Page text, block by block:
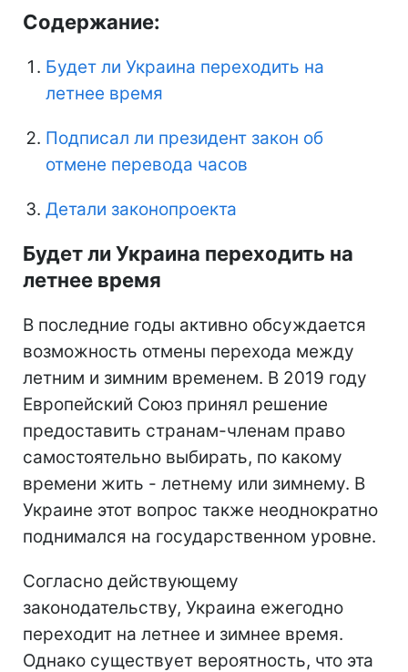
Содержание:
Будет ли Украина переходить на
летнее время
Подписал ли президент закон об
отмене перевода часов
Детали законопроекта
Будет ли Украина переходить на
летнее время
В последние годы активно обсуждается
возможность отмены перехода между
летним и зимним временем. В 2019 году
Европейский Союз принял решение
предоставить странам-членам право
самостоятельно выбирать, по какому
времени жить - летнему или зимнему. В
Украине этот вопрос также неоднократно
поднимался на государственном уровне.
Согласно действующему
законодательству, Украина ежегодно
переходит на летнее и зимнее время.
Однако существует вероятность, что эта